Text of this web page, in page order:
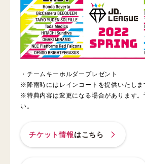
・チームキーホルダープレゼント
※降雨時にはレインコートを提供いたしま
※特典内容は変更になる場合があります。
い。
チケット情報はこちら